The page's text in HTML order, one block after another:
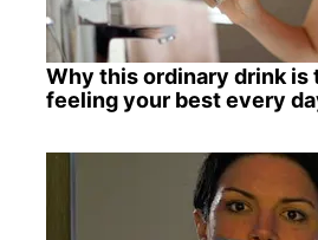
Why this ordinary drink is
feeling your best every